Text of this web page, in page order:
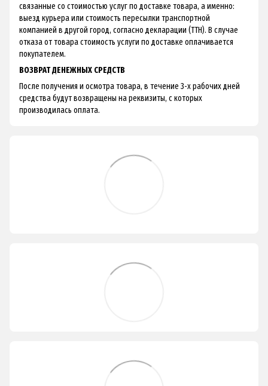
связанные со стоимостью услуг по доставке товара, а именно:
выезд курьера или стоимость пересылки транспортной
компанией в другой город, согласно декларации (ТТН). В случае
отказа от товара стоимость услуги по доставке оплачивается
покупателем.
ВОЗВРАТ ДЕНЕЖНЫХ СРЕДСТВ
После получения и осмотра товара, в течение 3-х рабочих дней
средства будут возвращены на реквизиты, с которых
производилась оплата.